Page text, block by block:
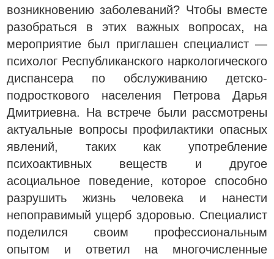
возникновению заболеваний? Чтобы вместе
разобраться в этих важных вопросах, на
мероприятие был приглашен специалист —
психолог Республиканского наркологического
диспансера по обслуживанию детско-
подросткового населения Петрова Дарья
Дмитриевна. На встрече были рассмотрены
актуальные вопросы профилактики опасных
явлений, таких как употребление
психоактивных веществ и другое
асоциальное поведение, которое способно
разрушить жизнь человека и нанести
непоправимый ущерб здоровью. Специалист
поделился своим профессиональным
опытом и ответил на многочисленные